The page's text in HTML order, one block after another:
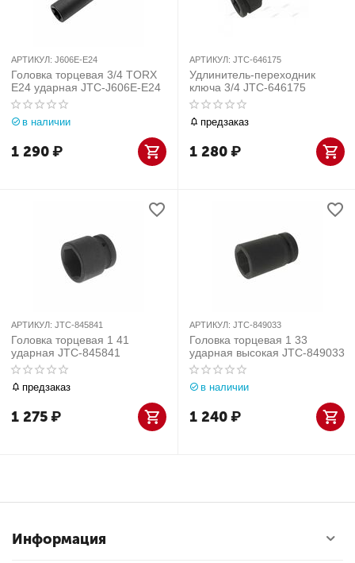
АРТИКУЛ: J606E-E24
Головка торцевая 3/4 TORX
E24 ударная JTC-J606E-E24
в наличии
1 290₽
АРТИКУЛ: JTC-646175
Удлинитель-переходник
ключа 3/4 JTC-646175
предзаказ
1 280₽
АРТИКУЛ: JTC-845841
Головка торцевая 1 41
ударная JTC-845841
предзаказ
1 275₽
АРТИКУЛ: JTC-849033
Головка торцевая 1 33
ударная высокая JTC-849033
в наличии
1 240₽
Информация